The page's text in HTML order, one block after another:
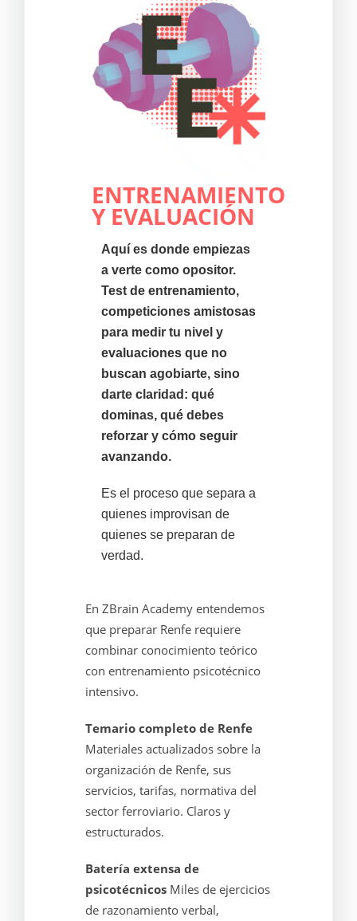
ENTRENAMIENTO
Y EVALUACIÓN
Aquí es donde empiezas
a verte como opositor.
Test de entrenamiento,
competiciones amistosas
para medir tu nivel y
evaluaciones que no
buscan agobiarte, sino
darte claridad: qué
dominas, qué debes
reforzar y cómo seguir
avanzando.
Es el proceso que separa a
quienes improvisan de
quienes se preparan de
verdad.
En ZBrain Academy entendemos
que preparar Renfe requiere
combinar conocimiento teórico
con entrenamiento psicotécnico
intensivo.
Temario completo de Renfe
Materiales actualizados sobre la
organización de Renfe, sus
servicios, tarifas, normativa del
sector ferroviario. Claros y
estructurados.
Batería extensa de
psicotécnicosMiles de ejercicios
de razonamiento verbal,